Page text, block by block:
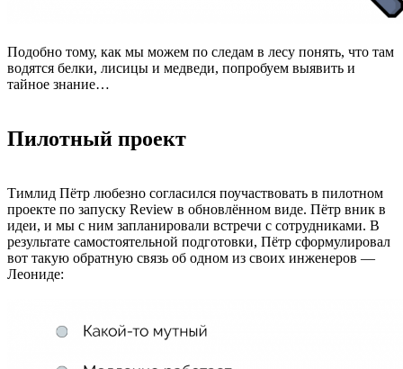
Подобно тому, как мы можем по следам в лесу понять, что там
водятся белки, лисицы и медведи, попробуем выявить и
тайное знание…
Пилотный проект
Тимлид Пётр любезно согласился поучаствовать в пилотном
проекте по запуску Review в обновлённом виде. Пётр вник в
идеи, и мы с ним запланировали встречи с сотрудниками. В
результате самостоятельной подготовки, Пётр сформулировал
вот такую обратную связь об одном из своих инженеров —
Леониде: